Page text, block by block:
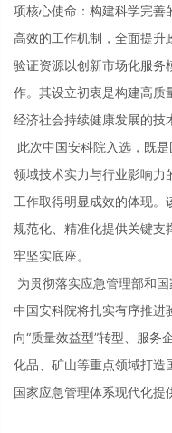
项核心使命：构建科学完善
高效的工作机制，全面提升
验证资源以创新市场化服务
作。其设立初衷是构建高质
经济社会持续健康发展的技
此次中国安科院入选，既
领域技术实力与行业影响力
工作取得明显成效的体现。
规范化、精准化提供关键支
牢坚实底座。
为贯彻落实应急管理部和
中国安科院将扎实有序推进
向“质量效益型”转型、服务
化品、矿山等重点领域打造
国家应急管理体系现代化提